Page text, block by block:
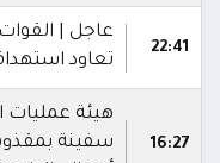
22:41
عاجل |
تعاود
16:27
هيئة عمليات
سفينة